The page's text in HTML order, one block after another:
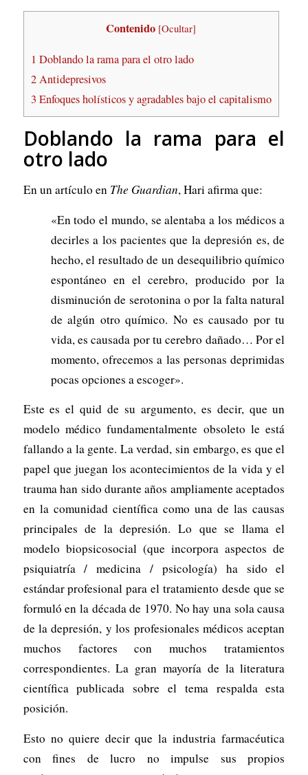
Contenido [Ocultar]
1 Doblando la rama para el otro lado
2Antidepresivos
3 Enfoques holísticos y agradables bajo el capitalismo
Doblando la rama para el
otro lado
En un artículo en The Guardian, Hari afirma que:
«En todo el mundo, se alentaba a los médicos a
decirles a los pacientes que la depresión es, de
hecho, el resultado de un desequilibrio químico
espontáneo en el cerebro, producido por la
disminución de serotonina o por la falta natural
de algún otro químico. No es causado por tu
vida, es causada por tu cerebro dañado… Por el
momento, ofrecemos a las personas deprimidas
pocas opciones a escoger».
Este es el quid de su argumento, es decir, que un
modelo médico fundamentalmente obsoleto le está
fallando a la gente. La verdad, sin embargo, es que el
papel que juegan los acontecimientos de la vida y el
trauma han sido durante años ampliamente aceptados
en la comunidad científica como una de las causas
principales de la depresión. Lo que se llama el
modelo biopsicosocial (que incorpora aspectos de
psiquiatría / medicina / psicología) ha sido el
estándar profesional para el tratamiento desde que se
formuló en la década de 1970. No hay una sola causa
de la depresión, y los profesionales médicos aceptan
muchos factores con muchos tratamientos
correspondientes. La gran mayoría de la literatura
científica publicada sobre el tema respalda esta
posición.
Esto no quiere decir que la industria farmacéutica
con fines de lucro no impulse sus propios